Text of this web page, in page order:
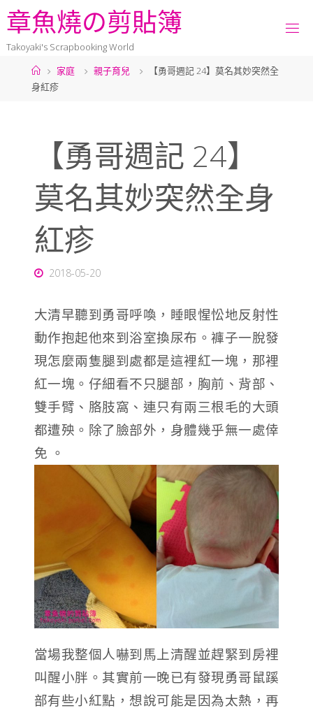
章魚燒の剪貼簿
Takoyaki's Scrapbooking World
家庭
親子育兒
【勇哥週記 24】莫名其妙突然全
身紅疹
【勇哥週記 24】
莫名其妙突然全身
紅疹
2018-05-20
大清早聽到勇哥呼喚，睡眼惺忪地反射性
動作抱起他來到浴室換尿布。褲子一脫發
現怎麼兩隻腿到處都是這裡紅一塊，那裡
紅一塊。仔細看不只腿部，胸前、背部、
雙手臂、胳肢窩、連只有兩三根毛的大頭
都遭殃。除了臉部外，身體幾乎無一處倖
免 。
當場我整個人嚇到馬上清醒並趕緊到房裡
叫醒小胖。其實前一晚已有發現勇哥鼠蹊
部有些小紅點，想說可能是因為太熱，再